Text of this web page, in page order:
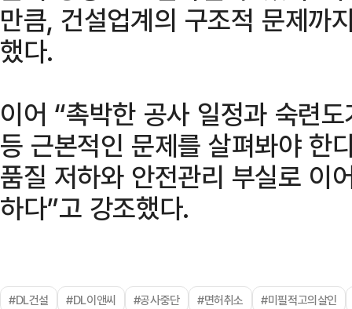
만큼, 건설업계의 구조적 문제까
했다.
이어 “촉박한 공사 일정과 숙련
등 근본적인 문제를 살펴봐야 한
품질 저하와 안전관리 부실로 이
하다”고 강조했다.
#DL건설 #DL이앤씨 #공사중단 #면허취소 #미필적고의살인